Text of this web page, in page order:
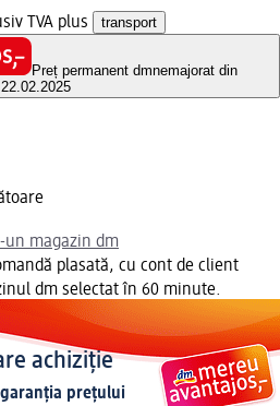
TVA plus transport
Preț permanent dmnemajorat din
22.02.2025
magazin dm
plasată, cu cont de client
dm selectat în 60 minute.
achiziție
prețului